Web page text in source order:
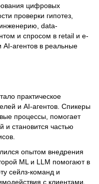
цифровых
проверки гипотез,
инженерию, data-
и спросом в retail и e-
агентов в реальные
практическое
и AI-агентов. Спикеры
процессы, помогает
и становится частью
опытом внедрения
ML и LLM помогают в
сейлз-команд и
с клиентами.